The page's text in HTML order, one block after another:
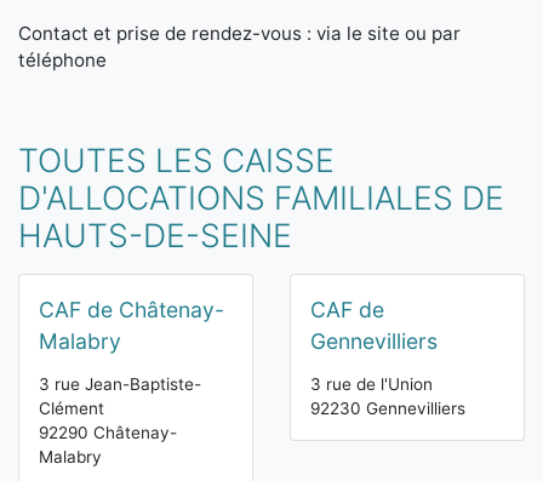
Contact et prise de rendez-vous : via le site ou par
téléphone
TOUTES LES CAISSE
D'ALLOCATIONS FAMILIALES DE
HAUTS-DE-SEINE
CAF de Châtenay-
Malabry
3 rue Jean-Baptiste-
Clément
92290 Châtenay-
Malabry
CAF de
Gennevilliers
3 rue de l'Union
92230 Gennevilliers